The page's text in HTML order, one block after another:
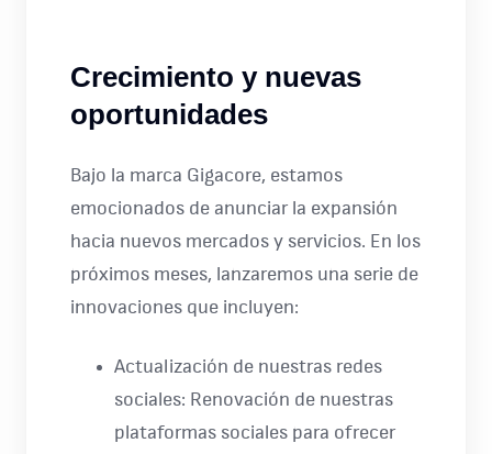
Crecimiento y nuevas
oportunidades
Bajo la marca Gigacore, estamos
emocionados de anunciar la expansión
hacia nuevos mercados y servicios. En los
próximos meses, lanzaremos una serie de
innovaciones que incluyen:
Actualización de nuestras redes
sociales: Renovación de nuestras
plataformas sociales para ofrecer